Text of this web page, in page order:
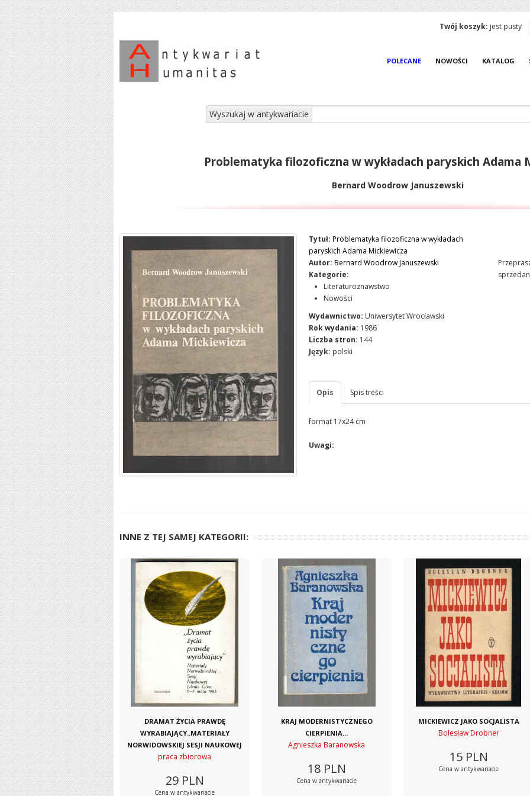
Twój koszyk: jest pusty
POLECANE NOWOŚCI KATALOG
Wyszukaj w antykwariacie
Problematyka filozoficzna w wykładach paryskich Adama
Bernard Woodrow Januszewski
Tytuł: Problematyka filozoficzna w wykładach
paryskich Adama Mickiewicza
Autor: Bernard Woodrow Januszewski
Kategorie:
Literaturoznawstwo
Nowości
Wydawnictwo: Uniwersytet Wrocławski
Rok wydania: 1986
Liczba stron: 144
Język: polski
Opis Spis treści
format 17x24 cm
Uwagi:
INNE Z TEJ SAMEJ KATEGORII:
DRAMAT ŻYCIA PRAWDĘ
WYRABIAJĄCY..MATERIAŁY
NORWIDOWSKIEJ SESJI NAUKOWEJ
praca zbiorowa
29 PLN
Cena w antykwariacie
KRAJ MODERNISTYCZNEGO
CIERPIENIA...
Agnieszka Baranowska
18 PLN
Cena w antykwariacie
MICKIEWICZ JAKO SOCJALISTA
Bolesław Drobner
15 PLN
Cena w antykwariacie